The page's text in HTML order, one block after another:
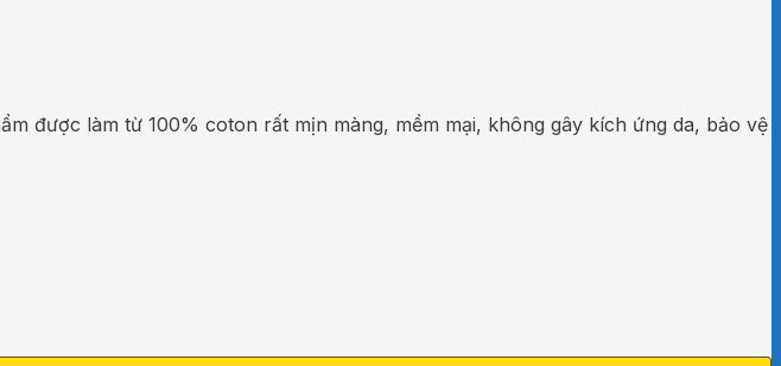
được làm từ 100% coton rất mịn màng, mềm mại, không gây kích ứng da, bảo vệ